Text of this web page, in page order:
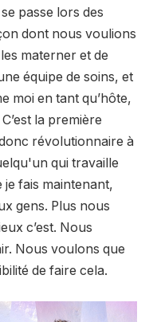
passe lors des
dont nous voulions
materner et de
équipe de soins, et
moi en tant qu’hôte,
la première
révolutionnaire à
qui travaille
je fais maintenant,
gens. Plus nous
c’est. Nous
Nous voulons que
de faire cela.